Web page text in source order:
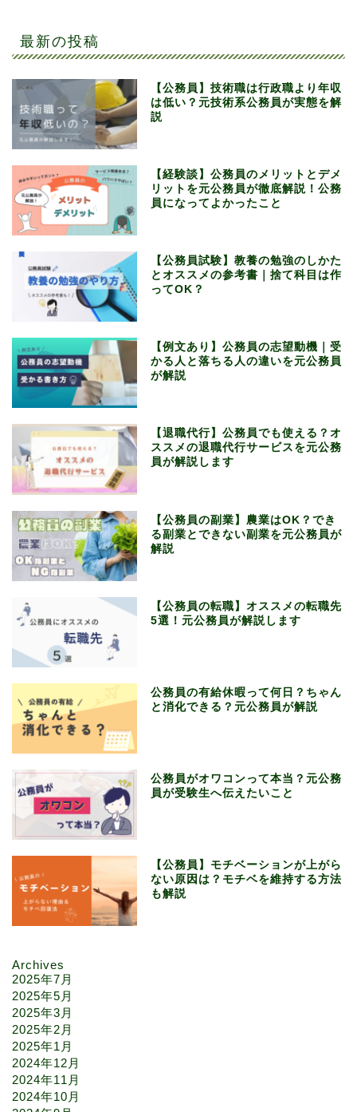
最新の投稿
【公務員】技術職は行政職より年収
は低い？元技術系公務員が実態を解
説
【経験談】公務員のメリットとデメ
リットを元公務員が徹底解説！公務
員になってよかったこと
【公務員試験】教養の勉強のしかた
とオススメの参考書｜捨て科目は作
ってOK？
【例文あり】公務員の志望動機｜受
かる人と落ちる人の違いを元公務員
が解説
【退職代行】公務員でも使える？オ
ススメの退職代行サービスを元公務
員が解説します
【公務員の副業】農業はOK？でき
る副業とできない副業を元公務員が
解説
【公務員の転職】オススメの転職先
5選！元公務員が解説します
公務員の有給休暇って何日？ちゃん
と消化できる？元公務員が解説
公務員がオワコンって本当？元公務
員が受験生へ伝えたいこと
【公務員】モチベーションが上がら
ない原因は？モチベを維持する方法
も解説
Archives
2025年7月
2025年5月
2025年3月
2025年2月
2025年1月
2024年12月
2024年11月
2024年10月